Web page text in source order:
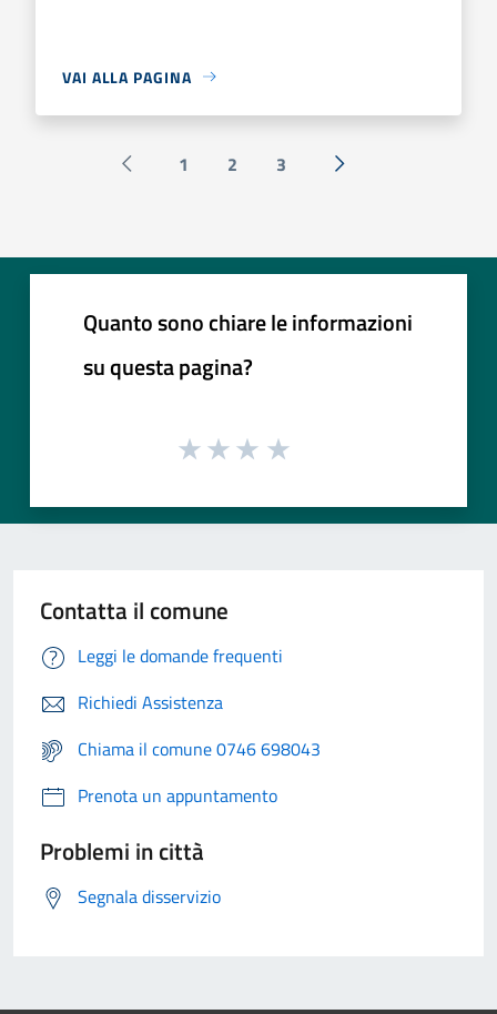
VAI ALLA PAGINA
Pagina precedente
1 2 3 Successiva »
Quanto sono chiare le informazioni
su questa pagina?
Contatta il comune
Leggi le domande frequenti
Richiedi Assistenza
Chiama il comune 0746 698043
Prenota un appuntamento
Problemi in città
Segnala disservizio